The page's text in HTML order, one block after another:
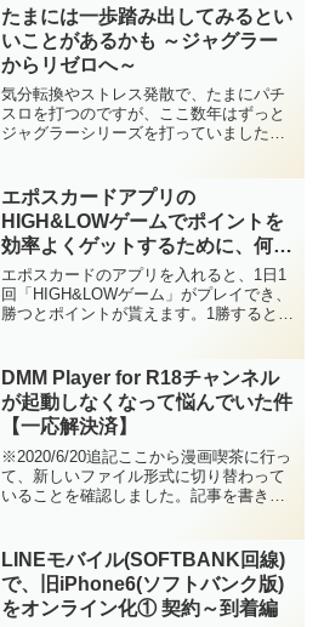
たまには一歩踏み出してみるとい
いことがあるかも ～ジャグラー
からリゼロへ～
気分転換やストレス発散で、たまにパチ
スロを打つのですが、ここ数年はずっと
ジャグラーシリーズを打っていました。
ンプで表示してくれるので、打ちたいと
きに空き台（データは見ま...
エポスカードアプリの
HIGH&LOWゲームでポイントを
効率よくゲットするために、何ゲ
ーム目でやめるのが期待値が高い
か計算してみました
エポスカードのアプリを入れると、1日1
回「HIGH&LOWゲーム」がプレイでき、
勝つとポイントが貰えます。1勝すると1
めればそこまでのポイントが確定します
が、次のゲー...
DMM Player for R18チャンネル
が起動しなくなって悩んでいた件
【一応解決済】
※2020/6/20追記ここから漫画喫茶に行っ
て、新しいファイル形式に切り替わって
いることを確認しました。記事を書きま
フェ/漫画喫茶でダウンロードした...
LINEモバイル(SOFTBANK回線)
で、旧iPhone6(ソフトバンク版)
をオンライン化① 契約～到着編